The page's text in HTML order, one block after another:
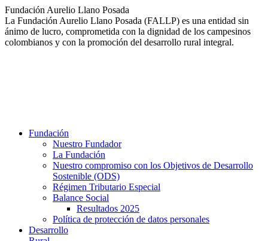
Saltar
al
contenido
Fundación Aurelio Llano Posada
La Fundación Aurelio Llano Posada (FALLP) es una entidad sin
ánimo de lucro, comprometida con la dignidad de los campesinos
colombianos y con la promoción del desarrollo rural integral.
Fundación
Nuestro Fundador
La Fundación
Nuestro compromiso con los Objetivos de Desarrollo
Sostenible (ODS)
Régimen Tributario Especial
Balance Social
Resultados 2025
Política de protección de datos personales
Desarrollo